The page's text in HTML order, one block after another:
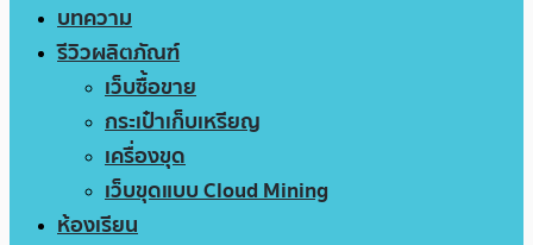
บทความ
รีวิวผลิตภัณฑ์
เว็บซื้อขาย
กระเป๋าเก็บเหรียญ
เครื่องขุด
เว็บขุดแบบ Cloud Mining
ห้องเรียน